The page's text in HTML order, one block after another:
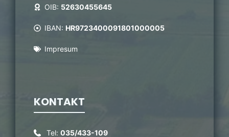
OIB: 52630455645
IBAN: HR9723400091801000005
Impresum
KONTAKT
Tel: 035/433-109